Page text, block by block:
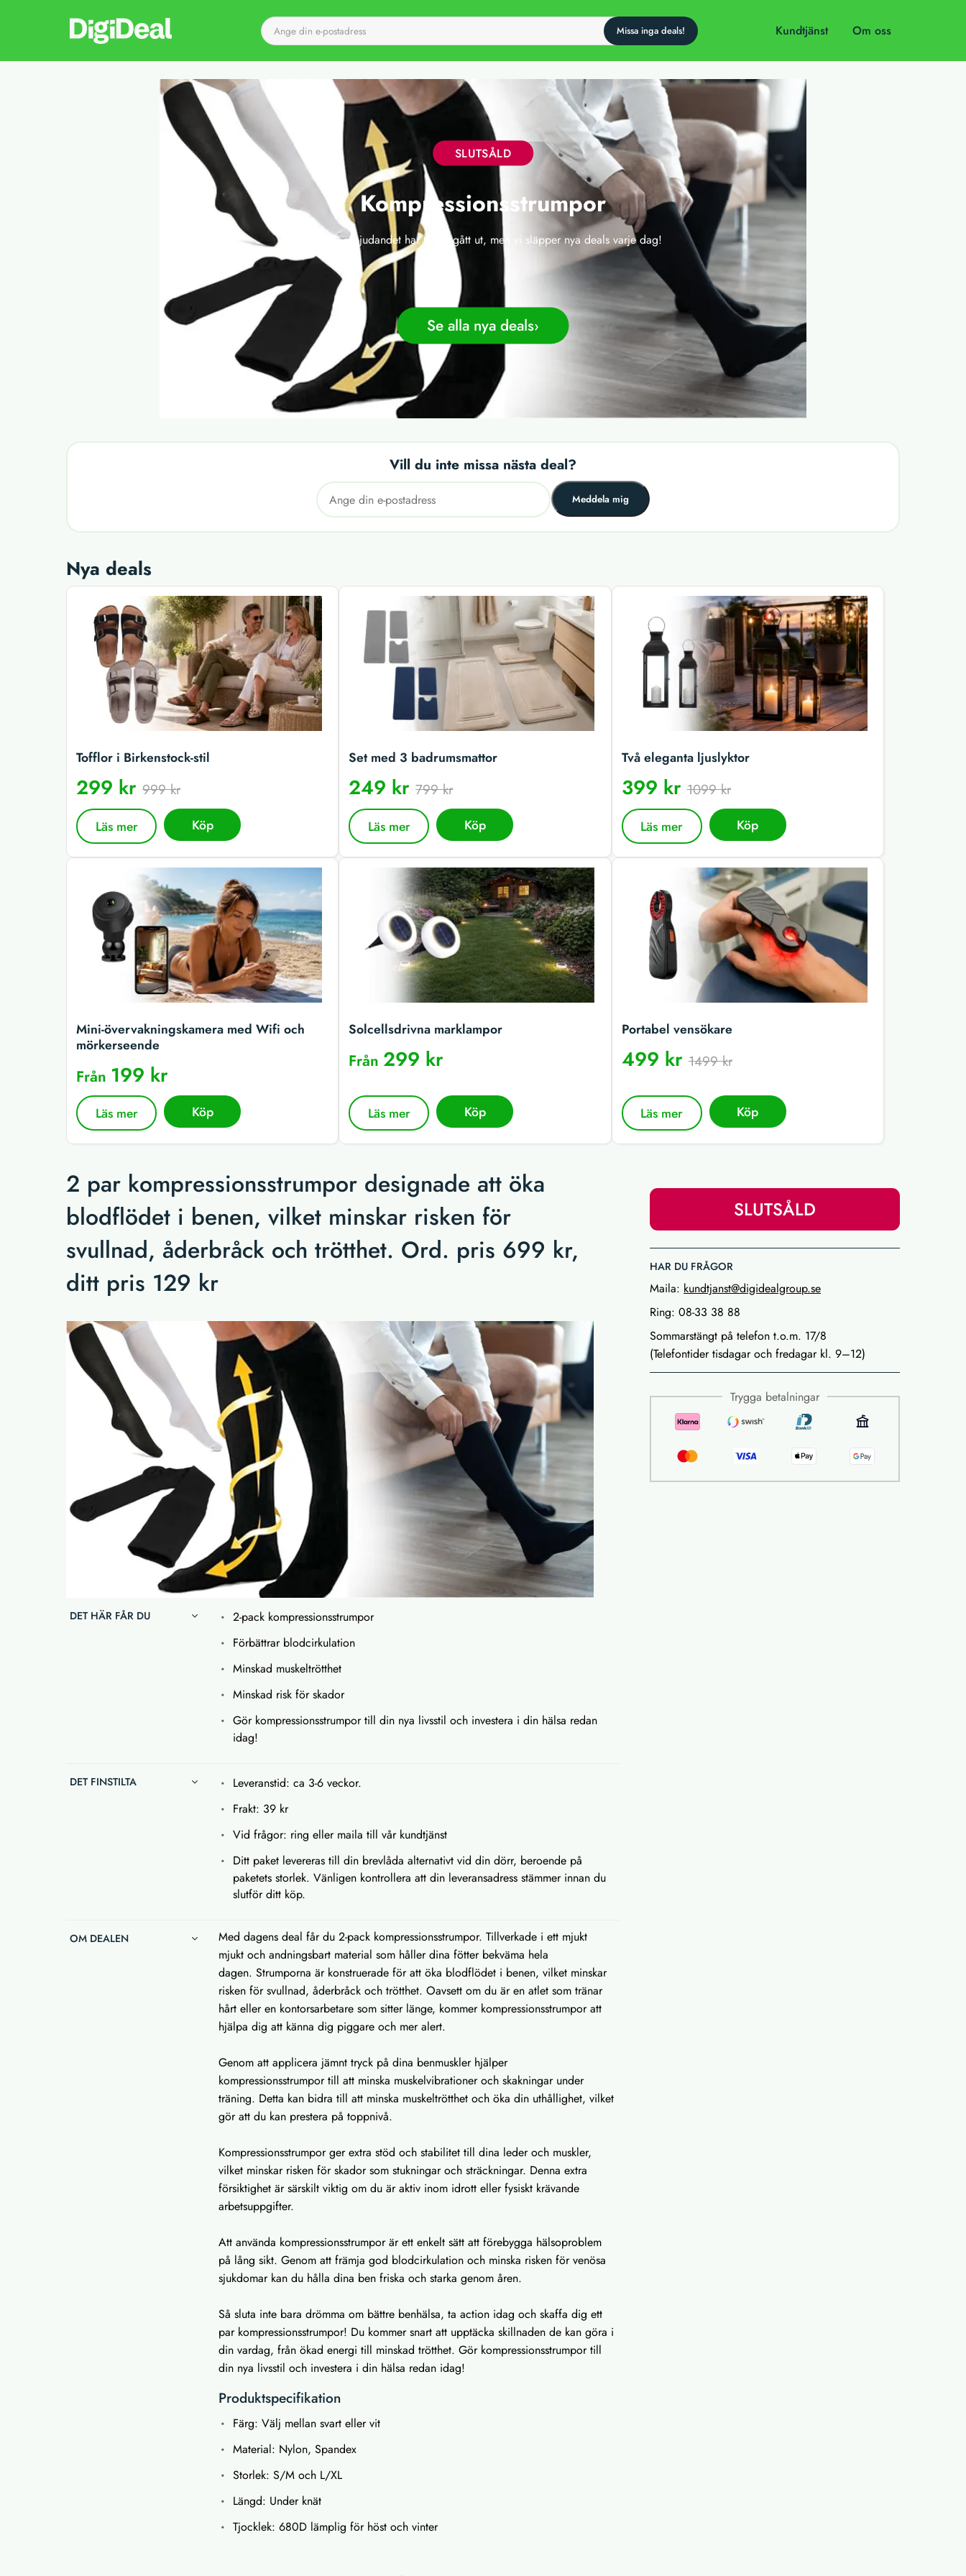
Till startsidan Kundtjänst Om oss
SLUTSÅLD
Kompressionsstrumpor
Det här erbjudandet har tyvärr gått ut, men vi släpper nya deals varje dag!
Se alla nya deals
Vill du inte missa nästa deal?
Meddela mig
Nya deals
Tofflor i Birkenstock-stil
299 kr 999 kr
Läs mer Köp
Set med 3 badrumsmattor
249 kr799 kr
Läs mer Köp
Två eleganta ljuslyktor
399 kr1099 kr
Läs mer Köp
Mini-övervakningskamera med Wifi och
mörkerseende
Från 199 kr
Läs mer Köp
Solcellsdrivna marklampor
Från299 kr
Läs mer Köp
Portabel vensökare
499 kr1499 kr
Läs mer Köp
2 par kompressionsstrumpor designade att öka
blodflödet i benen, vilket minskar risken för
svullnad, åderbråck och trötthet. Ord. pris 699 kr,
ditt pris 129 kr
SLUTSÅLD
HAR DU FRÅGOR
Maila: kundtjanst@digidealgroup.se
Ring: 08-33 38 88
Sommarstängt på telefon t.o.m. 17/8
(Telefontider tisdagar och fredagar kl. 9–12)
Trygga betalningar
DET HÄR FÅR DU
2-pack kompressionsstrumpor
Förbättrar blodcirkulation
Minskad muskeltrötthet
Minskad risk för skador
Gör kompressionsstrumpor till din nya livsstil och investera i din hälsa redan
idag!
DET FINSTILTA
Leveranstid: ca 3-6 veckor.
Frakt: 39 kr
Vid frågor: ring eller maila till vår kundtjänst
Ditt paket levereras till din brevlåda alternativt vid din dörr, beroende på
paketets storlek. Vänligen kontrollera att din leveransadress stämmer innan du
slutför ditt köp.
OM DEALEN
Med dagens deal får du 2-pack kompressionsstrumpor. Tillverkade i ett mjukt
mjukt och andningsbart material som håller dina fötter bekväma hela
dagen. Strumporna är konstruerade för att öka blodflödet i benen, vilket minskar
risken för svullnad, åderbråck och trötthet. Oavsett om du är en atlet som tränar
hårt eller en kontorsarbetare som sitter länge, kommer kompressionsstrumpor att
hjälpa dig att känna dig piggare och mer alert.
Genom att applicera jämnt tryck på dina benmuskler hjälper
kompressionsstrumpor till att minska muskelvibrationer och skakningar under
träning. Detta kan bidra till att minska muskeltrötthet och öka din uthållighet, vilket
gör att du kan prestera på toppnivå.
Kompressionsstrumpor ger extra stöd och stabilitet till dina leder och muskler,
vilket minskar risken för skador som stukningar och sträckningar. Denna extra
försiktighet är särskilt viktig om du är aktiv inom idrott eller fysiskt krävande
arbetsuppgifter.
Att använda kompressionsstrumpor är ett enkelt sätt att förebygga hälsoproblem
på lång sikt. Genom att främja god blodcirkulation och minska risken för venösa
sjukdomar kan du hålla dina ben friska och starka genom åren.
Så sluta inte bara drömma om bättre benhälsa, ta action idag och skaffa dig ett
par kompressionsstrumpor! Du kommer snart att upptäcka skillnaden de kan göra i
din vardag, från ökad energi till minskad trötthet. Gör kompressionsstrumpor till
din nya livsstil och investera i din hälsa redan idag!
Produktspecifikation
Färg: Välj mellan svart eller vit
Material: Nylon, Spandex
Storlek: S/M och L/XL
Längd: Under knät
Tjocklek: 680D lämplig för höst och vinter